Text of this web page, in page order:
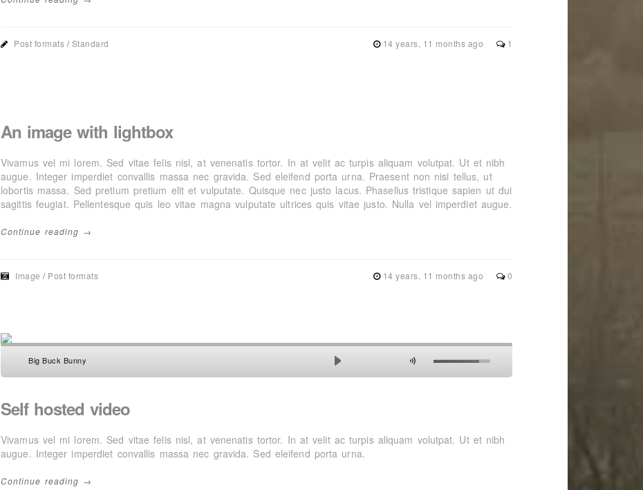
Post formats /Standard 14 years, 11 months ago 1
An image with lightbox
Vivamus vel mi lorem. Sed vitae felis nisl, at venenatis tortor. In at velit ac turpis aliquam volutpat. Ut et nibh
augue. Integer imperdiet convallis massa nec gravida. Sed eleifend porta urna. Praesent non nisi tellus, ut
lobortis massa. Sed pretium pretium elit et vulputate. Quisque nec justo lacus. Phasellus tristique sapien ut dui
sagittis feugiat. Pellentesque quis leo vitae magna vulputate ultrices quis vitae justo. Nulla vel imperdiet augue.
Continue reading →
Image / Post formats 14 years, 11 months ago 0
Big Buck Bunny
Self hosted video
Vivamus vel mi lorem. Sed vitae felis nisl, at venenatis tortor. In at velit ac turpis aliquam volutpat. Ut et nibh
augue. Integer imperdiet convallis massa nec gravida. Sed eleifend porta urna.
Continue reading →